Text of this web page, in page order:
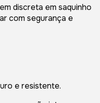
discreta em saquinho
com segurança e
e resistente.